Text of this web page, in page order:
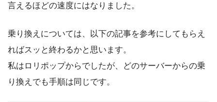
言えるほどの速度にはなりました。
乗り換えについては、以下の記事を参考にしてもらえ
ればスッと終わるかと思います。
私はロリポップからでしたが、どのサーバーからの乗
り換えでも手順は同じです。